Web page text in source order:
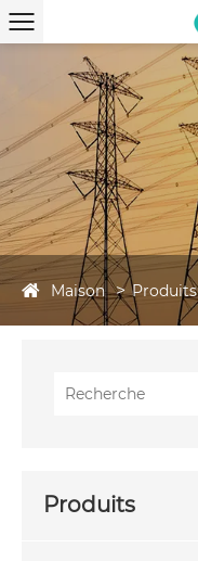
Maison Produits
Produits